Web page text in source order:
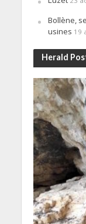
Bollène,
usines 19
Herald